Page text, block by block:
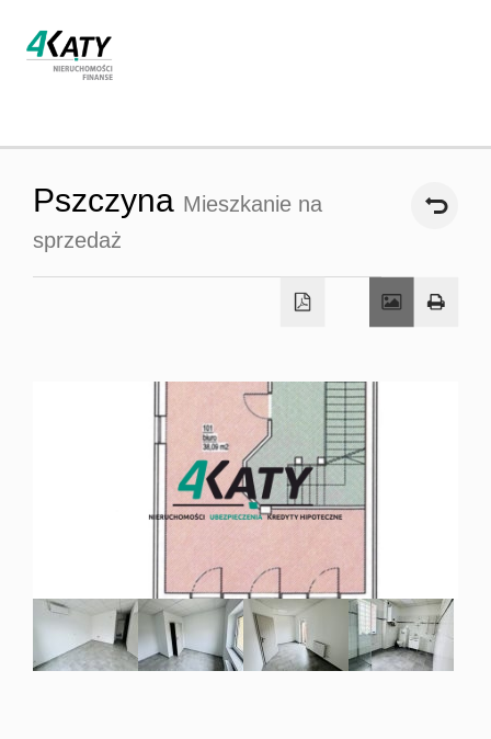
Strona
O firmie
Zgłoś
Pszczyna Mieszkanie na
sprzedaż